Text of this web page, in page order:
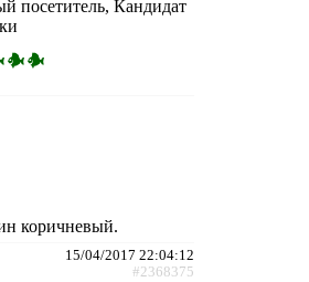
посетитель, Кандидат
коричневый.
15/04/2017 22:04:12
#2368375